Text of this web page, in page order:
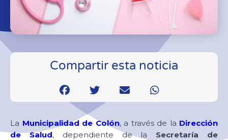
Compartir esta noticia
La Municipalidad de Colón, a través de la Dirección
de Salud, dependiente de la Secretaría de